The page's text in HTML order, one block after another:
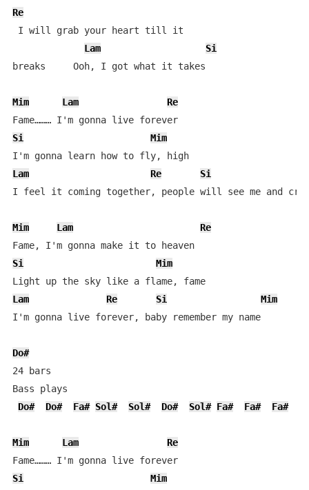
Re
I will grab your heart till it
Lam
Si
breaks     Ooh, I got what it takes
Mim Lam
Re
Fame……… I'm gonna live forever
Si
Mim
I'm gonna learn how to fly, high
Lam
Re Si
I feel it coming together, people will see me and cry
Mim Lam
Re
Fame, I'm gonna make it to heaven
Si
Mim
Light up the sky like a flame, fame
Lam
Re Si
Mim
I'm gonna live forever, baby remember my name
Do#
24 bars
Bass plays
Do#
Do# Fa# Sol# Sol# Do# Sol# Fa# Fa# Fa#
Mim Lam
Re
Fame……… I'm gonna live forever
Si
Mim